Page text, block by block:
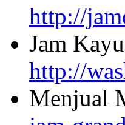
http://
Jam
http://
Menjual